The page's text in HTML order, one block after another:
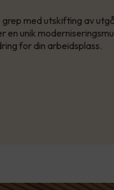
med utskifting av
en unik
for din arbeidsplass.